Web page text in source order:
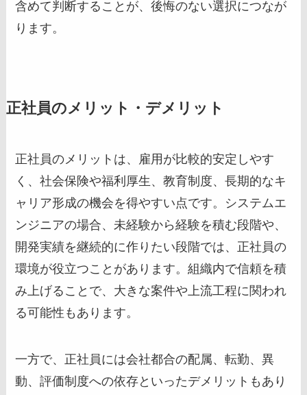
含めて判断することが、後悔のない選択につなが
ります。
正社員のメリット・デメリット
正社員のメリットは、雇用が比較的安定しやす
く、社会保険や福利厚生、教育制度、長期的なキ
ャリア形成の機会を得やすい点です。システムエ
ンジニアの場合、未経験から経験を積む段階や、
開発実績を継続的に作りたい段階では、正社員の
環境が役立つことがあります。組織内で信頼を積
み上げることで、大きな案件や上流工程に関われ
る可能性もあります。
一方で、正社員には会社都合の配属、転勤、異
動、評価制度への依存といったデメリットもあり